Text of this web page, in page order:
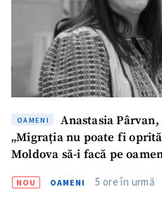
OAMENI
Anastasia
„Migrația nu poate fi
Moldova să-i facă pe
NOU OAMENI 5 ore în urmă